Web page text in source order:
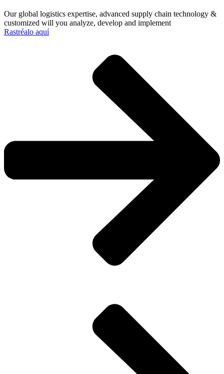
Our global logistics expertise, advanced supply chain technology &
customized will you analyze, develop and implement
Rastréalo aquí